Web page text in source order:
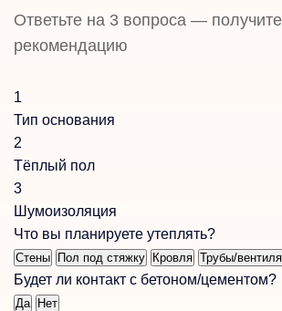
Ответьте на 3 вопроса — получите
рекомендацию
1
Тип основания
2
Тёплый пол
3
Шумоизоляция
Что вы планируете утеплять?
Стены Пол под стяжку Кровля Трубы/
Будет ли контакт с бетоном/цементом?
Да Нет